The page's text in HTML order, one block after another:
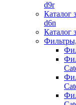
d9r
Каталог
d6n
Каталог